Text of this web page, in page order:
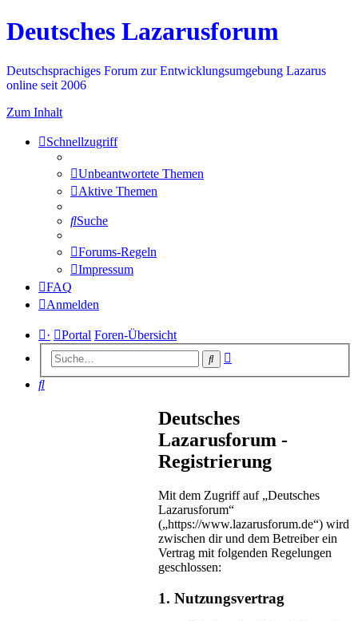
Deutsches Lazarusforum
Deutschsprachiges Forum zur Entwicklungsumgebung Lazarus
online seit 2006
Zum Inhalt
Schnellzugriff
Unbeantwortete Themen
Aktive Themen
Suche
Forums-Regeln
Impressum
FAQ
Anmelden
· Portal Foren-Übersicht
Suche
Suche
Deutsches
Lazarusforum -
Registrierung
Mit dem Zugriff auf „Deutsches
Lazarusforum“
(„https://www.lazarusforum.de“) wird
zwischen dir und dem Betreiber ein
Vertrag mit folgenden Regelungen
geschlossen:
1. Nutzungsvertrag